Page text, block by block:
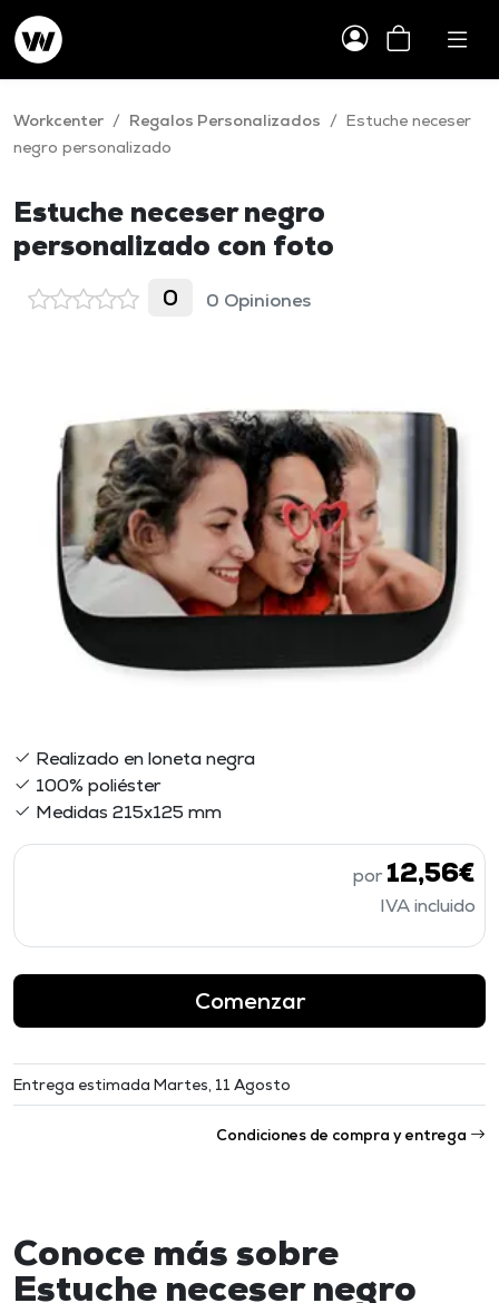
Workcenter / Regalos Personalizados / Estuche neceser
negro personalizado
Estuche neceser negro
personalizado con foto
0 0 Opiniones
Realizado en loneta negra
100% poliéster
Medidas 215x125 mm
por12,56€
IVA incluido
Comenzar
Entrega estimada Martes, 11 Agosto
Condiciones de compra y entrega
Conoce más sobre
Estuche neceser negro